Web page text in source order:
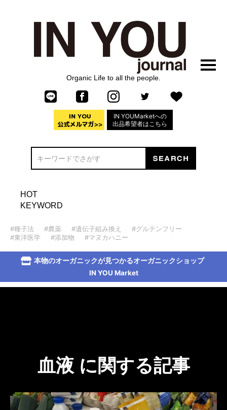
Organic Life to all the people.
IN YOUMarketへの
出品希望者はこちら
HOT
KEYWORD
#種子法 #農薬 #遺伝子組み換え
#グルテンフリー
#東洋医学
#添加物 #マヌカハニー
本物のオーガニックが見つかるオーガニックショップ
IN YOU Market
血液 に関する記事